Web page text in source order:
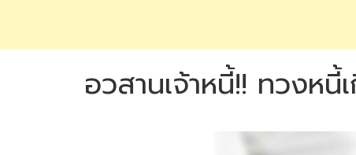
อวสานเจ้าหนี้!! ทวงห